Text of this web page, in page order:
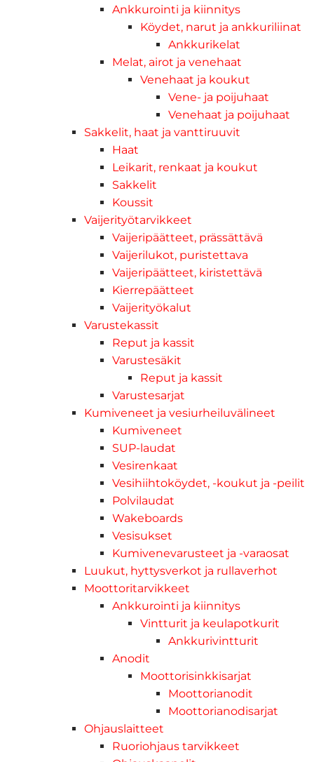
Ankkurointi ja kiinnitys
Köydet, narut ja ankkuriliinat
Ankkurikelat
Melat, airot ja venehaat
Venehaat ja koukut
Vene- ja poijuhaat
Venehaat ja poijuhaat
Sakkelit, haat ja vanttiruuvit
Haat
Leikarit, renkaat ja koukut
Sakkelit
Koussit
Vaijerityötarvikkeet
Vaijeripäätteet, prässättävä
Vaijerilukot, puristettava
Vaijeripäätteet, kiristettävä
Kierrepäätteet
Vaijerityökalut
Varustekassit
Reput ja kassit
Varustesäkit
Reput ja kassit
Varustesarjat
Kumiveneet ja vesiurheiluvälineet
Kumiveneet
SUP-laudat
Vesirenkaat
Vesihiihtoköydet, -koukut ja -peilit
Polvilaudat
Wakeboards
Vesisukset
Kumivenevarusteet ja -varaosat
Luukut, hyttysverkot ja rullaverhot
Moottoritarvikkeet
Ankkurointi ja kiinnitys
Vintturit ja keulapotkurit
Ankkurivintturit
Anodit
Moottorisinkkisarjat
Moottorianodit
Moottorianodisarjat
Ohjauslaitteet
Ruoriohjaus tarvikkeet